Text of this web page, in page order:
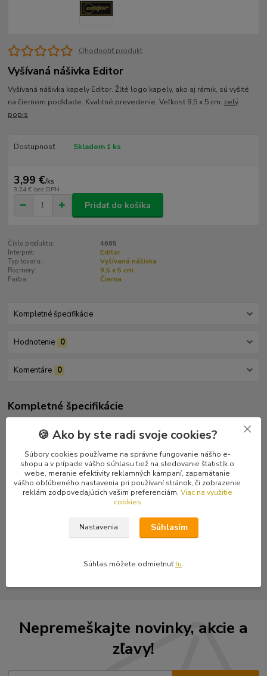
Ohodnotiť produkt
Vyšívaná nášivka Editor
Vyšívaná nášivka kapely Editor. Žlté logo kapely, ako aj rámik, sú vyšité
na čiernom podklade. Kvalitné prevedenie. Veľkosť 9,5 x 5 cm. celý
popis
Dostupnosť Skladom 1 ks
3,99 €/ks
3,24 € bez DPH
Pridať do košíka
Číslo produktu:
4685
Interprét:
Editor
Typ tovaru:
Vyšívaná nášivka
Rozmery:
9,5 x 5 cm
Farba:
Čierna
Kompletné špecifikácie
Hodnotenie 0
Komentáre 0
Kompletné špecifikácie
Vyšívaná nášivka kapely Editor. Žlté logo kapely, ako aj rámik, sú
vyšité na čiernom podklade. Kvalitné prevedenie. Veľkosť 9,5 x 5
Nepremeškajte novinky, akcie a
zľavy!
🍪 Ako by ste radi svoje cookies?
Súbory cookies používame na správne fungovanie nášho e-
shopu a v prípade vášho súhlasu tiež na sledovanie štatistík o
webe, meranie efektivity reklamných kampaní, zapamätanie
vášho obľúbeného nastavenia pri používaní stránok, či zobrazenie
reklám zodpovedajúcich vašim preferenciám. Viac na využitie
cookies
Nastavenia Súhlasím
Súhlas môžete odmietnuťtu.